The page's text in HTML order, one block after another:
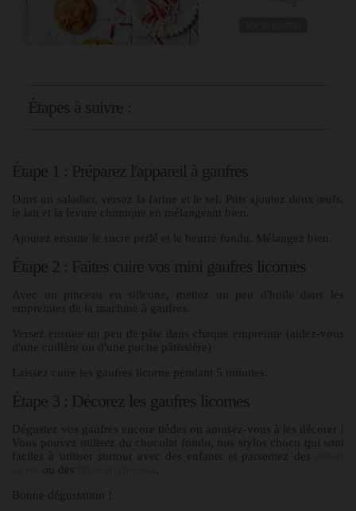
Étapes à suivre :
Étape 1 : Préparez l'appareil à gaufres
Dans un saladier, versez la farine et le sel. Puis ajoutez deux œufs,
le lait et la levure chimique en mélangeant bien.
Ajoutez ensuite le sucre perlé et le beurre fondu. Mélangez bien.
Étape 2 : Faites cuire vos mini gaufres licornes
Avec un pinceau en silicone, mettez un peu d'huile dans les
empreintes de la machine à gaufres.
Versez ensuite un peu de pâte dans chaque empreinte (aidez-vous
d'une cuillère ou d'une poche pâtissière)
Laissez cuire les gaufres licorne pendant 5 minutes.
Étape 3 : Décorez les gaufres licornes
Dégustez vos gaufres encore tièdes ou amusez-vous à les décorer !
Vous pouvez utilisez du chocolat fondu, nos stylos choco qui sont
faciles à utiliser surtout avec des enfants et parsemez des
ou des
Bonne dégustation !